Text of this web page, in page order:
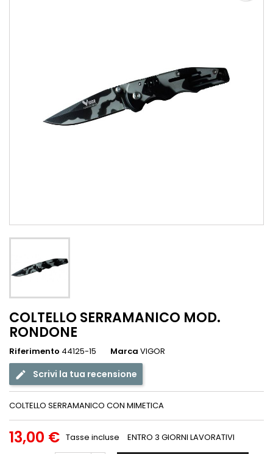
COLTELLO SERRAMANICO MOD.
RONDONE
Riferimento 44125-15 Marca VIGOR
Scrivi la tua recensione
COLTELLO SERRAMANICO CON MIMETICA
13,00 € Tasse incluse ENTRO 3 GIORNI LAVORATIVI